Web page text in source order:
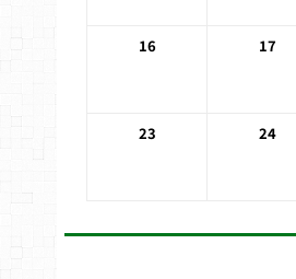
16 17
23 24